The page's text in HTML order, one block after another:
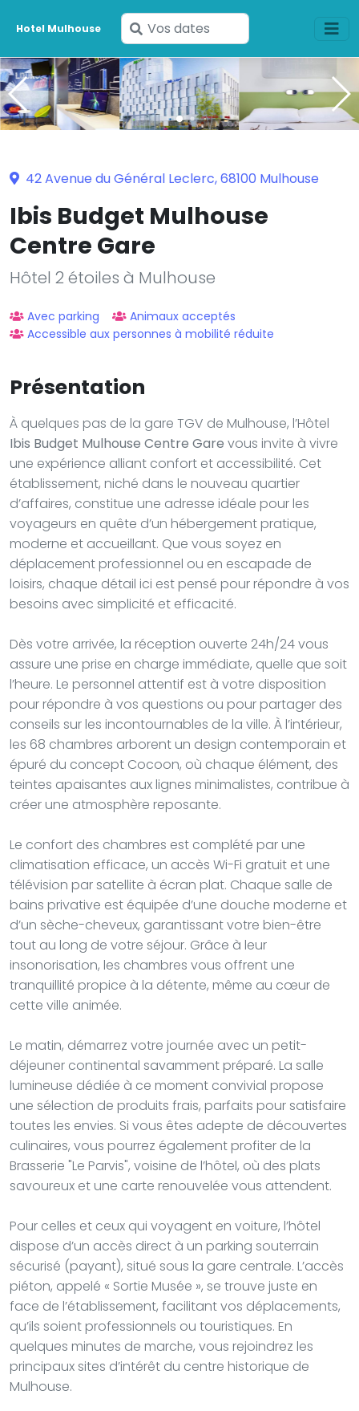
Hotel Mulhouse
Saisissez
vos
dates
42 Avenue du Général Leclerc, 68100 Mulhouse
Ibis Budget Mulhouse
Centre Gare
Hôtel 2 étoiles à Mulhouse
Avec parking
Animaux acceptés
Accessible aux personnes à mobilité réduite
Présentation
À quelques pas de la gare TGV de Mulhouse, l’Hôtel
Ibis Budget Mulhouse Centre Gare vous invite à vivre
une expérience alliant confort et accessibilité. Cet
établissement, niché dans le nouveau quartier
d’affaires, constitue une adresse idéale pour les
voyageurs en quête d’un hébergement pratique,
moderne et accueillant. Que vous soyez en
déplacement professionnel ou en escapade de
loisirs, chaque détail ici est pensé pour répondre à vos
besoins avec simplicité et efficacité.
Dès votre arrivée, la réception ouverte 24h/24 vous
assure une prise en charge immédiate, quelle que soit
l’heure. Le personnel attentif est à votre disposition
pour répondre à vos questions ou pour partager des
conseils sur les incontournables de la ville. À l’intérieur,
les 68 chambres arborent un design contemporain et
épuré du concept Cocoon, où chaque élément, des
teintes apaisantes aux lignes minimalistes, contribue à
créer une atmosphère reposante.
Le confort des chambres est complété par une
climatisation efficace, un accès Wi-Fi gratuit et une
télévision par satellite à écran plat. Chaque salle de
bains privative est équipée d’une douche moderne et
d’un sèche-cheveux, garantissant votre bien-être
tout au long de votre séjour. Grâce à leur
insonorisation, les chambres vous offrent une
tranquillité propice à la détente, même au cœur de
cette ville animée.
Le matin, démarrez votre journée avec un petit-
déjeuner continental savamment préparé. La salle
lumineuse dédiée à ce moment convivial propose
une sélection de produits frais, parfaits pour satisfaire
toutes les envies. Si vous êtes adepte de découvertes
culinaires, vous pourrez également profiter de la
Brasserie "Le Parvis", voisine de l’hôtel, où des plats
savoureux et une carte renouvelée vous attendent.
Pour celles et ceux qui voyagent en voiture, l’hôtel
dispose d’un accès direct à un parking souterrain
sécurisé (payant), situé sous la gare centrale. L’accès
piéton, appelé « Sortie Musée », se trouve juste en
face de l’établissement, facilitant vos déplacements,
qu’ils soient professionnels ou touristiques. En
quelques minutes de marche, vous rejoindrez les
principaux sites d’intérêt du centre historique de
Mulhouse.